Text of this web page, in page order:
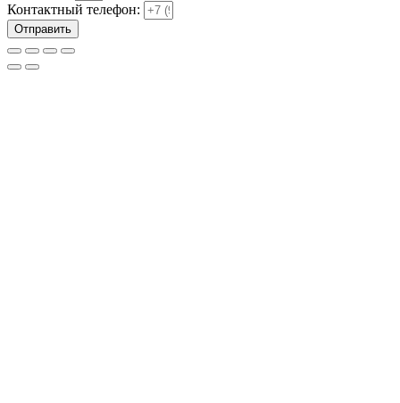
Контактный телефон:
Отправить